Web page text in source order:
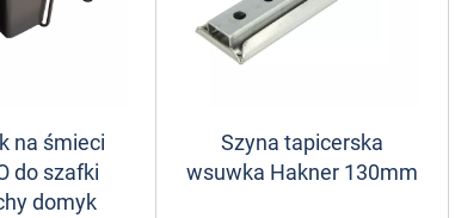
na śmieci
do szafki
domyk
Szyna tapicerska
wsuwka Hakner 130mm